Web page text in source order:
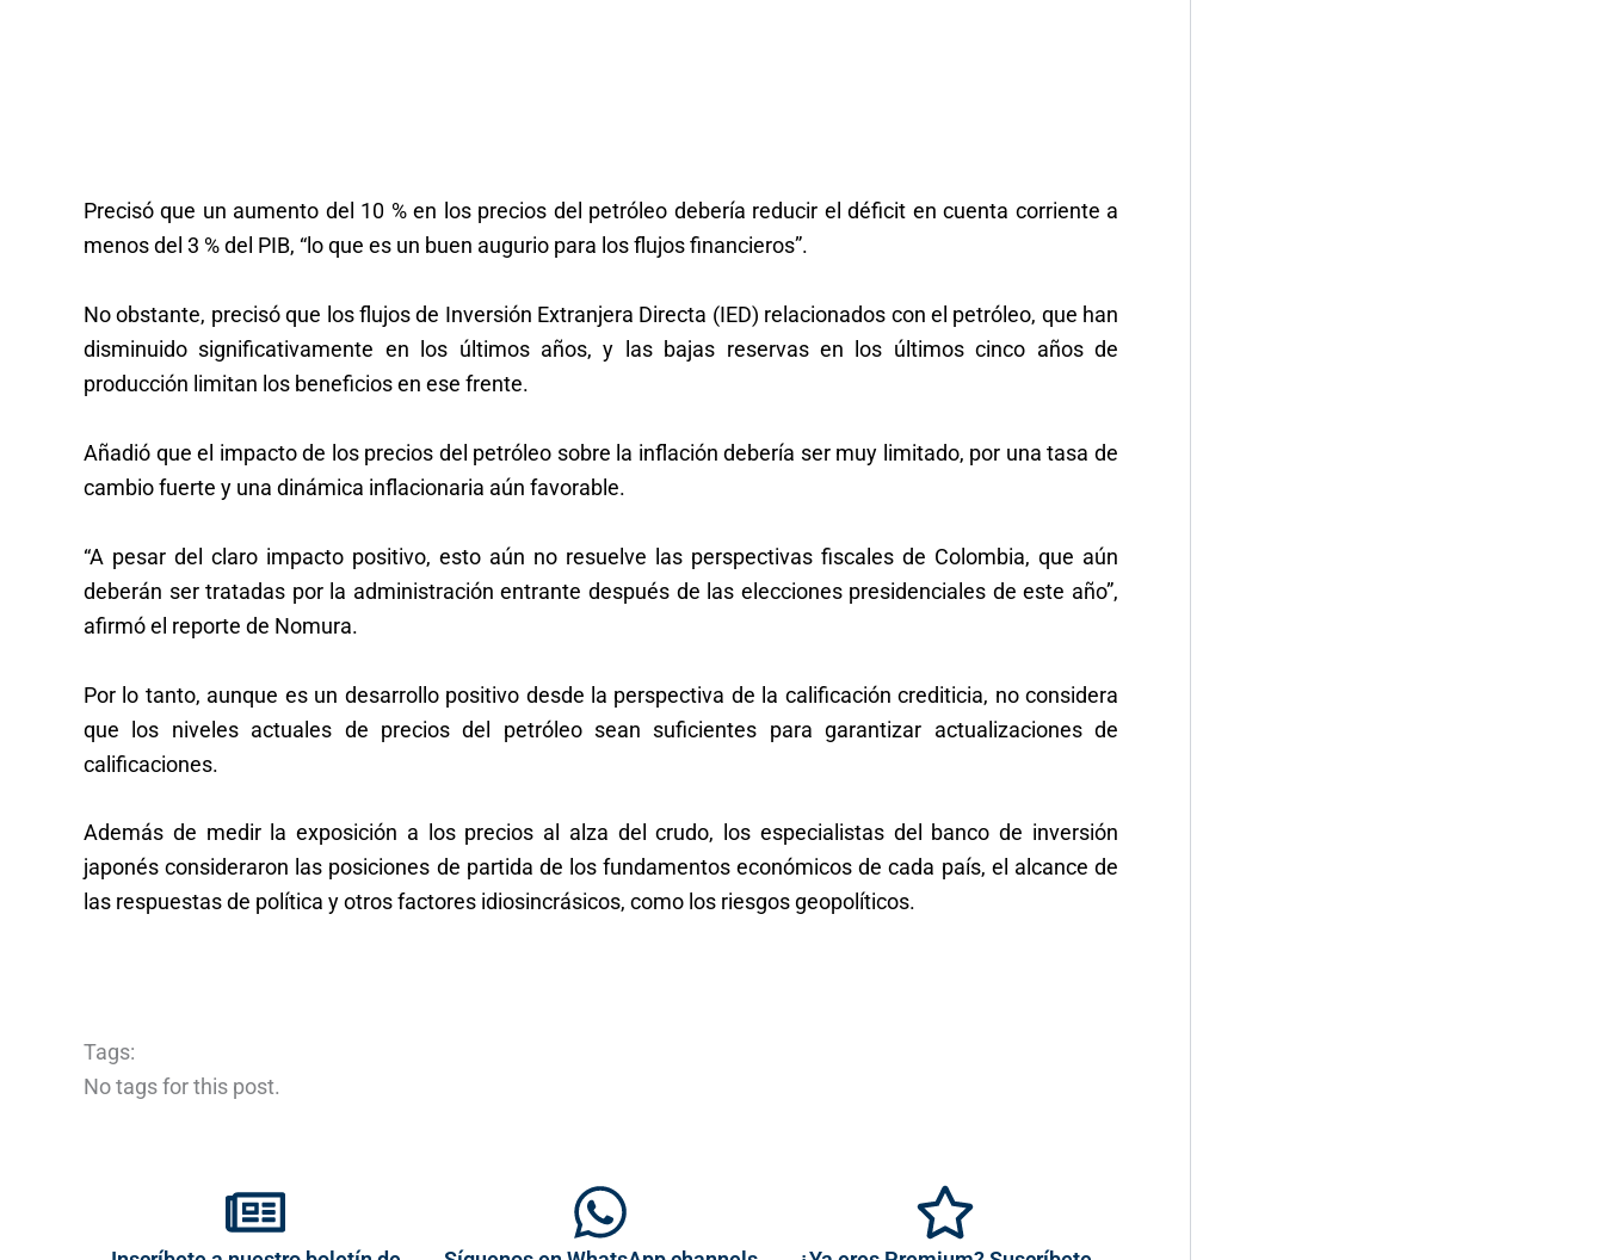
Precisó que un aumento del 10 % en los precios del petróleo debería reducir el déficit en cuenta corriente a
menos del 3 % del PIB, “lo que es un buen augurio para los flujos financieros”.
No obstante, precisó que los flujos de Inversión Extranjera Directa (IED) relacionados con el petróleo, que han
disminuido significativamente en los últimos años, y las bajas reservas en los últimos cinco años de
producción limitan los beneficios en ese frente.
Añadió que el impacto de los precios del petróleo sobre la inflación debería ser muy limitado, por una tasa de
cambio fuerte y una dinámica inflacionaria aún favorable.
“A pesar del claro impacto positivo, esto aún no resuelve las perspectivas fiscales de Colombia, que aún
deberán ser tratadas por la administración entrante después de las elecciones presidenciales de este año”,
afirmó el reporte de Nomura.
Por lo tanto, aunque es un desarrollo positivo desde la perspectiva de la calificación crediticia, no considera
que los niveles actuales de precios del petróleo sean suficientes para garantizar actualizaciones de
calificaciones.
Además de medir la exposición a los precios al alza del crudo, los especialistas del banco de inversión
japonés consideraron las posiciones de partida de los fundamentos económicos de cada país, el alcance de
las respuestas de política y otros factores idiosincrásicos, como los riesgos geopolíticos.
Tags:
No tags for this post.